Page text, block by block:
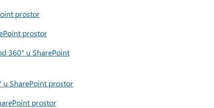
prostor
prostor
360° u SharePoint
u SharePoint prostor
prostor